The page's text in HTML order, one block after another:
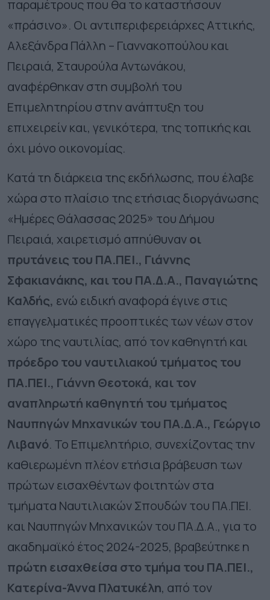
παραμέτρους που θα το καταστήσουν
«πράσινο». Οι αντιπεριφερειάρχες Αττικής,
Αλεξάνδρα Πάλλη – Γιαννακοπούλου και
Πειραιά, Σταυρούλα Αντωνάκου,
αναφέρθηκαν στη συμβολή του
Επιμελητηρίου στην ανάπτυξη του
επιχειρείν και, γενικότερα, της τοπικής και
όχι μόνο οικονομίας.
Κατά τη διάρκεια της εκδήλωσης, που έλαβε
χώρα στο πλαίσιο της ετήσιας διοργάνωσης
«Ημέρες Θάλασσας 2025» του Δήμου
Πειραιά, χαιρετισμό απηύθυνανοι
πρυτάνεις του ΠΑ.ΠΕΙ., Γιάννης
Σφακιανάκης, και του ΠΑ.Δ.Α., Παναγιώτης
Καλδής, ενώ ειδική αναφορά έγινε στις
επαγγελματικές προοπτικές των νέων στον
χώρο της ναυτιλίας, από τον καθηγητή και
πρόεδρο του ναυτιλιακού τμήματος του
ΠΑ.ΠΕΙ., Γιάννη Θεοτοκά, και τον
αναπληρωτή καθηγητή του τμήματος
Ναυπηγών Μηχανικών του ΠΑ.Δ.Α., Γεώργιο
Λιβανό. Το Επιμελητήριο, συνεχίζοντας την
καθιερωμένη πλέον ετήσια βράβευση των
πρώτων εισαχθέντων φοιτητών στα
τμήματα Ναυτιλιακών Σπουδών του ΠΑ.ΠΕΙ.
και Ναυπηγών Μηχανικών του ΠΑ.Δ.Α., για το
ακαδημαϊκό έτος 2024-2025, βραβεύτηκε η
πρώτη εισαχθείσα στο τμήμα του ΠΑ.ΠΕΙ.,
Κατερίνα-Άννα Πλατυκέλη, από τον